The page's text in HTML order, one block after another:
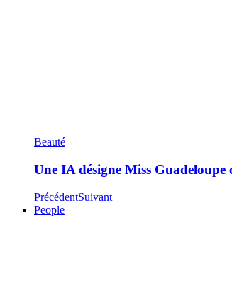
Beauté
Une IA désigne Miss Guadeloupe
PrécédentSuivant
People